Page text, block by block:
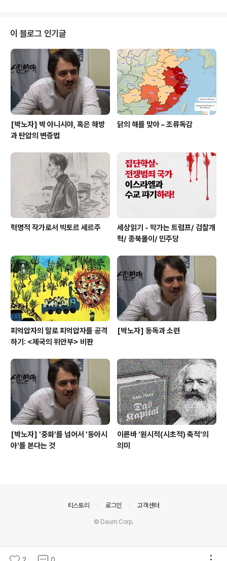
은 표현입니다. 물론 틀린 말은 전혀 아닙니다. 친일파, 정
확히 이야기하면 식민지 시기의 토착 지배층은, 남한에서
는 계속해서 그 기득권을 키워나갔을 뿐, '청산'된 게 그다
지 없습니다. 그런데 생각해보면... 한국 근현대사에서 '청
산'된 과거는 과연 어디에 있는가 싶기도 합니다...
이 블로그 인기글
[박노자] 박 아니시야, 혹은 해방
과 탄압의 변증법
닭의 해를 맞아 – 조류독감
혁명적 작가로서 빅토르 세르주
세상읽기 - 막가는 트럼프/ 검찰개
혁/ 종북몰이/ 민주당
피억압자의 말로 피억압자를 공격
하기: <제국의 위안부> 비판
[박노자] 동독과 소련
[박노자] '중화'를 넘어서 '동아시
아'를 본다는 것
이른바 ‘원시적(시초적) 축적'의
의미
티스토리 로그인 고객센터
© Daum Corp.